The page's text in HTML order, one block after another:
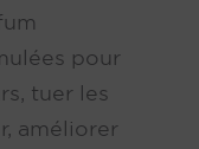
pour
tuer les
améliorer